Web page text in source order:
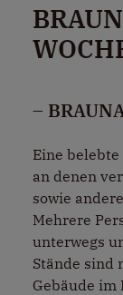
–
Eine
an denen
sowie
Mehrere
unterwegs
Stände sind
Gebäude